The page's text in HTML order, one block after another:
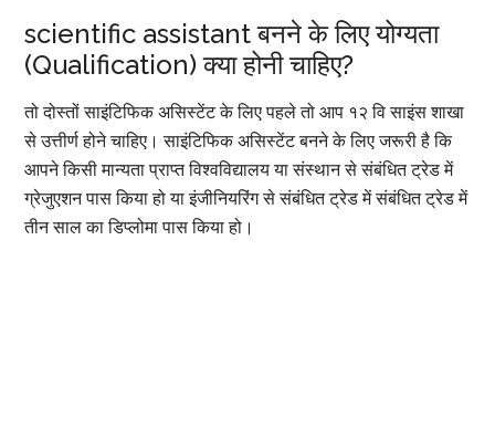
scientific assistant बनने के लिए योग्यता
(Qualification) क्या होनी चाहिए?
तो दोस्तों साइंटिफिक असिस्टेंट के लिए पहले तो आप १२ वि साइंस शाखा
से उत्तीर्ण होने चाहिए। साइंटिफिक असिस्टेंट बनने के लिए जरूरी है कि
आपने किसी मान्यता प्राप्त विश्वविद्यालय या संस्थान से संबंधित ट्रेड में
ग्रेजुएशन पास किया हो या इंजीनियरिंग से संबंधित ट्रेड में संबंधित ट्रेड में
तीन साल का डिप्लोमा पास किया हो।